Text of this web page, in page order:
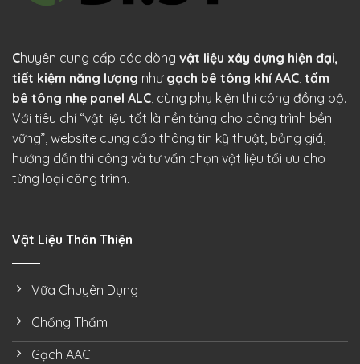
Chuyên cung cấp các dòng vật liệu xây dựng hiện đại,
tiết kiệm năng lượng như gạch bê tông khí AAC tấm
bê tông nhẹ panel ALC , cùng phụ kiện thi công đồng bộ.
Với tiêu chí “vật liệu tốt là nền tảng cho công trình bền
vững”, website cung cấp thông tin kỹ thuật, bảng giá,
hướng dẫn thi công và tư vấn chọn vật liệu tối ưu cho
từng loại công trình.
Vật Liệu Thân Thiện
Vữa Chuyên Dụng
Chống Thấm
Gạch AAC